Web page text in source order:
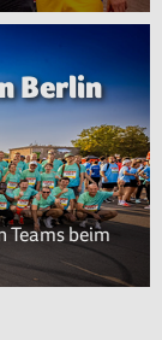
Berlin
Teams beim